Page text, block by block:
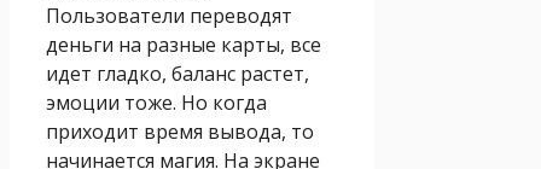
Пользователи переводят
деньги на разные карты, все
идет гладко, баланс растет,
эмоции тоже. Но когда
приходит время вывода, то
начинается магия. На экране